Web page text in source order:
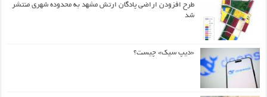
طرح افزودن اراضی پادگان ارتش مشهد به محدوده شهری منتشر
شد
«دیپ سیک» چیست؟